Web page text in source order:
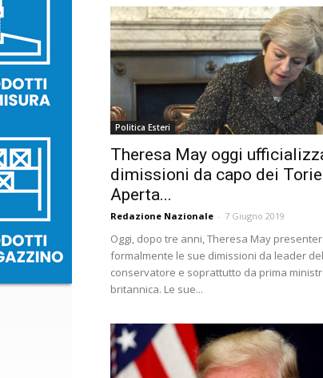
Politica Esteri
Theresa May oggi
dimissioni da capo dei
Aperta...
Redazione Nazionale - 7 Giugno 2019
Oggi, dopo tre anni, Theresa May
formalmente le sue dimissioni da leader
conservatore e soprattutto da prima
britannica. Le sue...